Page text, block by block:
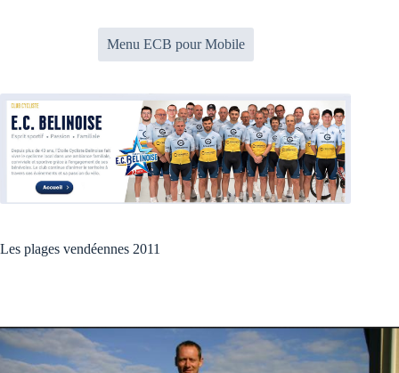
Menu ECB pour Mobile
Les plages vendéennes 2011